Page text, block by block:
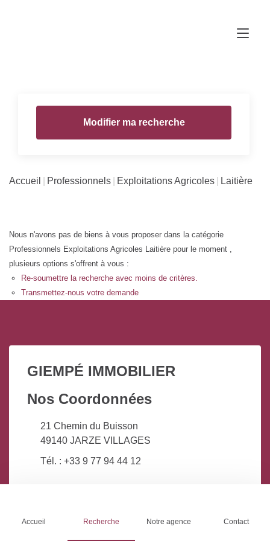
Accueil Recherche Notre agence Contact
Modifier ma recherche
Accueil Professionnels Exploitations Agricoles Laitière
Nous n'avons pas de biens à vous proposer dans la catégorie
Professionnels Exploitations Agricoles Laitière pour le moment ,
plusieurs options s'offrent à vous :
Re-soumettre la recherche avec moins de critères.
Transmettez-nous votre demande
GIEMPÉ IMMOBILIER
Nos Coordonnées
21 Chemin du Buisson
49140 JARZE VILLAGES
Tél. : +33 9 77 94 44 12
Nos Services Liens pratiques